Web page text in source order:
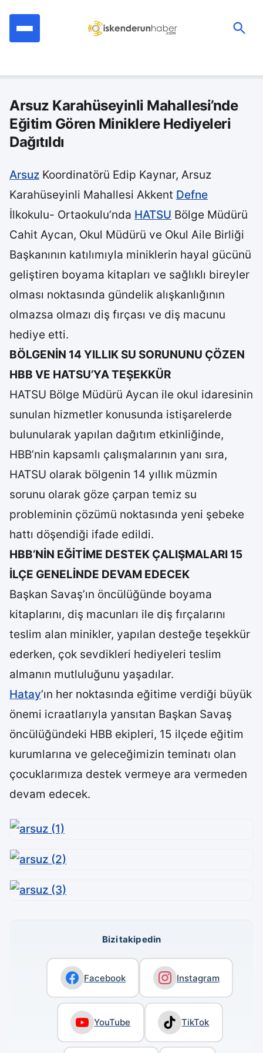
Arsuz Karahüseyinli Mahallesi’nde
Eğitim Gören Miniklere Hediyeleri
Dağıtıldı
Arsuz Koordinatörü Edip Kaynar, Arsuz
Karahüseyinli Mahallesi Akkent Defne
İlkokulu- Ortaokulu’nda HATSU Bölge Müdürü
Cahit Aycan, Okul Müdürü ve Okul Aile Birliği
Başkanının katılımıyla miniklerin hayal gücünü
geliştiren boyama kitapları ve sağlıklı bireyler
olması noktasında gündelik alışkanlığının
olmazsa olmazı diş fırçası ve diş macunu
hediye etti.
BÖLGENİN 14 YILLIK SU SORUNUNU ÇÖZEN
HBB VE HATSU’YA TEŞEKKÜR
HATSU Bölge Müdürü Aycan ile okul idaresinin
sunulan hizmetler konusunda istişarelerde
bulunularak yapılan dağıtım etkinliğinde,
HBB’nin kapsamlı çalışmalarının yanı sıra,
HATSU olarak bölgenin 14 yıllık müzmin
sorunu olarak göze çarpan temiz su
probleminin çözümü noktasında yeni şebeke
hattı döşendiği ifade edildi.
HBB’NİN EĞİTİME DESTEK ÇALIŞMALARI 15
İLÇE GENELİNDE DEVAM EDECEK
Başkan Savaş’ın öncülüğünde boyama
kitaplarını, diş macunları ile diş fırçalarını
teslim alan minikler, yapılan desteğe teşekkür
ederken, çok sevdikleri hediyeleri teslim
almanın mutluluğunu yaşadılar.
Hatay’ın her noktasında eğitime verdiği büyük
önemi icraatlarıyla yansıtan Başkan Savaş
öncülüğündeki HBB ekipleri, 15 ilçede eğitim
kurumlarına ve geleceğimizin teminatı olan
çocuklarımıza destek vermeye ara vermeden
devam edecek.
Bizi takip edin
Facebook Instagram
YouTube TikTok